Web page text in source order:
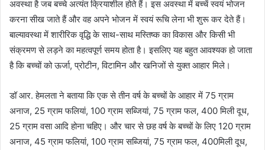
अवस्था है जब बच्चे अत्यंत क्रियाशील होते हैं। इस अवस्था में बच्चें स्वयं भोजन
करना सीख जाते हैं और वह अपने भोजन में स्वयं रूचि लेना भी शुरू कर देते हैं।
बाल्यावस्था में शारीरिक वृद्धि के साथ-साथ मस्तिष्क का विकास और किसी भी
संक्रमण से लड़ने का महत्वपूर्ण समय होता है। इसलिए यह बहुत आवश्यक हो जाता
है कि बच्चों को ऊर्जा, प्रोटीन, विटामिन और खनिजों से युक्त आहार मिले।
डॉ आर. हेमलता ने बताया कि एक से तीन वर्ष के बच्चों के आहार में 75 ग्राम
अनाज, 25 ग्राम फलियां, 100 ग्राम सब्जियां, 75 ग्राम फल, 400 मिली दूध,
25 ग्राम वसा आदि होना चहिए। और चार से छह वर्ष के बच्चों के लिए 120 ग्राम
अनाज, 45 ग्राम फलियां, 100 ग्राम सब्जियां, 75 ग्राम फल, 400मिली दूध,